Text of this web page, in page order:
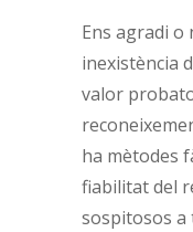
Ens agradi o
inexistència
valor
ha mètodes
fiabilitat del
sospitosos a